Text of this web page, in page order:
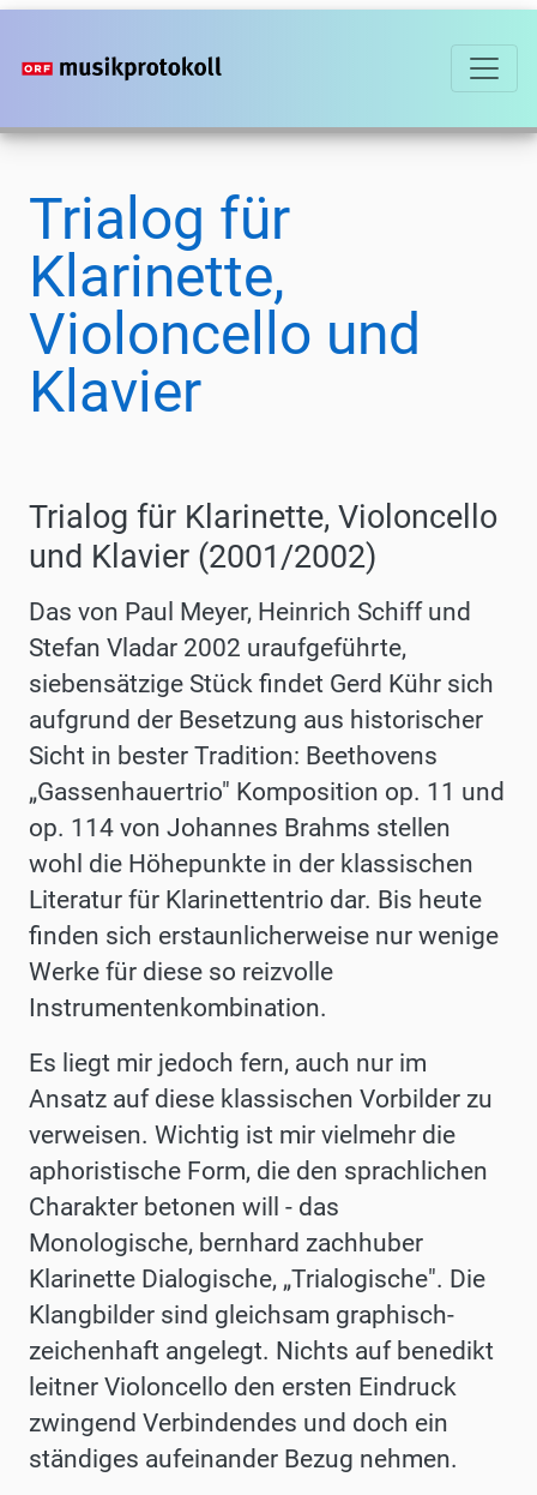
Direkt
zum
Trialog für
Klarinette,
Violoncello und
Klavier
Trialog für Klarinette, Violoncello
und Klavier (2001/2002)
Das von Paul Meyer, Heinrich Schiff und
Stefan Vladar 2002 uraufgeführte,
siebensätzige Stück findet Gerd Kühr sich
aufgrund der Besetzung aus historischer
Sicht in bester Tradition: Beethovens
„Gassenhauertrio" Komposition op. 11 und
op. 114 von Johannes Brahms stellen
wohl die Höhepunkte in der klassischen
Literatur für Klarinettentrio dar. Bis heute
finden sich erstaunlicherweise nur wenige
Werke für diese so reizvolle
Instrumentenkombination.
Es liegt mir jedoch fern, auch nur im
Ansatz auf diese klassischen Vorbilder zu
verweisen. Wichtig ist mir vielmehr die
aphoristische Form, die den sprachlichen
Charakter betonen will - das
Monologische, bernhard zachhuber
Klarinette Dialogische, „Trialogische". Die
Klangbilder sind gleichsam graphisch-
zeichenhaft angelegt. Nichts auf benedikt
leitner Violoncello den ersten Eindruck
zwingend Verbindendes und doch ein
ständiges aufeinander Bezug nehmen.